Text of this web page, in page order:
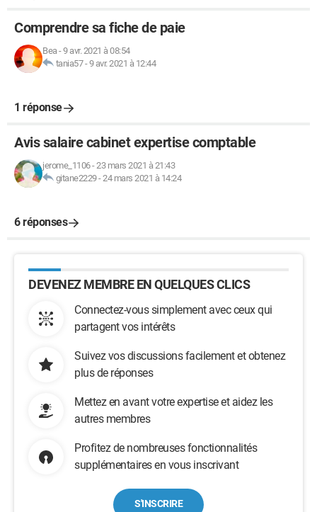
Comprendre sa fiche de paie
Bea-9 avr. 2021 à 08:54
tania57-9 avr. 2021 à 12:44
1 réponse
Avis salaire cabinet expertise comptable
jerome_1106-23 mars 2021 à 21:43
gitane2229-24 mars 2021 à 14:24
6 réponses
DEVENEZ MEMBRE EN QUELQUES CLICS
Connectez-vous simplement avec ceux qui
partagent vos intérêts
Suivez vos discussions facilement et obtenez
plus de réponses
Mettez en avant votre expertise et aidez les
autres membres
Profitez de nombreuses fonctionnalités
supplémentaires en vous inscrivant
S'INSCRIRE